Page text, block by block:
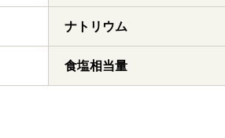
ナトリウム
食塩相当量